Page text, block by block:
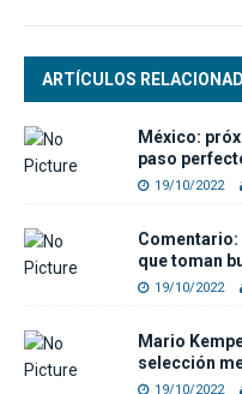
ARTÍCULOS
México:
paso
19/10/2022
que toman
19/10/2022
Mario
selección
19/10/2022